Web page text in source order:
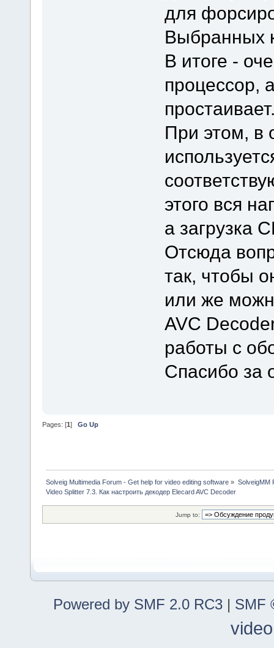
для
Выбранных
В итоге -
процессор,
При этом, в
этого вся
а загрузка
Отсюда
так, чтобы
или же
AVC
работы с
Спасибо за
Pages: [1] Go Up
Solveig Multimedia Forum - Get help for video editing software » SolveigMM
Video Splitter 7.3. Как настроить декодер Elecard AVC Decoder
Jump to:
Powered by SMF 2.0 RC3 | SMF